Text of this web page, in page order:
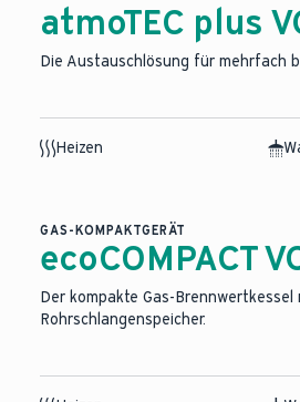
atmoTEC plus
Die Austauschlösung für mehrfach
Heizen
GAS-KOMPAKTGERÄT
ecoCOMPACT
Der kompakte Gas-Brennwertkessel
Rohrschlangenspeicher.